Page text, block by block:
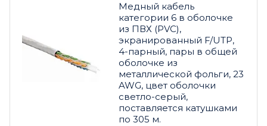
Медный кабель
категории 6 в оболочке
из ПВХ (PVC),
экранированный F/UTP,
4-парный, пары в общей
оболочке из
металлической фольги, 23
AWG, цвет оболочки
светло-серый,
поставляется катушками
по 305 м.